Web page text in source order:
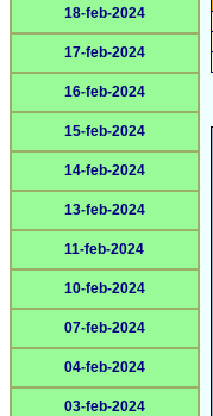
18-feb-2024
17-feb-2024
16-feb-2024
15-feb-2024
14-feb-2024
13-feb-2024
11-feb-2024
10-feb-2024
07-feb-2024
04-feb-2024
03-feb-2024